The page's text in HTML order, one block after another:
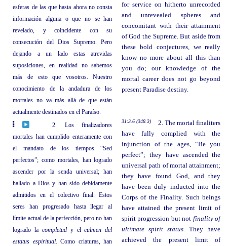
esferas de las que hasta ahora no consta
información alguna o que no se han
revelado, y coincidente con su
consecución del Dios Supremo. Pero
dejando a un lado estas atrevidas
suposiciones, en realidad no sabemos
más de esto que vosotros. Nuestro
conocimiento de la andadura de los
mortales no va más allá de que están
actualmente destinados en el Paraíso.
for service on hitherto unrecorded
and unrevealed spheres and
concomitant with their attainment
of God the Supreme. But aside from
these bold conjectures, we really
know no more about all this than
you do; our knowledge of the
mortal career does not go beyond
present Paradise destiny.
2. Los finalizadores
mortales han cumplido enteramente con
el mandato de los tiempos “Sed
perfectos”; como mortales, han logrado
ascender por la senda universal; han
hallado a Dios y han sido debidamente
admitidos en el colectivo final. Estos
seres han progresado hasta llegar al
límite actual de la perfección, pero no han
logrado la completud y elculmen del
estatus espiritual. Como criaturas, han
31:3.6 (348.3)
2. The mortal finaliters
have fully complied with the
injunction of the ages, “Be you
perfect”; they have ascended the
universal path of mortal attainment;
they have found God, and they
have been duly inducted into the
Corps of the Finality. Such beings
have attained the present limit of
spirit progression but not finality of
ultimate spirit status. They have
achieved the present limit of